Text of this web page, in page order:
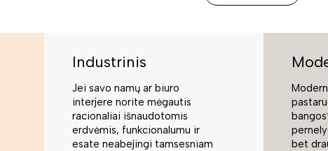
Industrinis
Jei savo namų ar biuro
interjere norite mėgautis
racionaliai išnaudotomis
erdvėmis, funkcionalumu ir
esate neabejingi tamsesniam
bet